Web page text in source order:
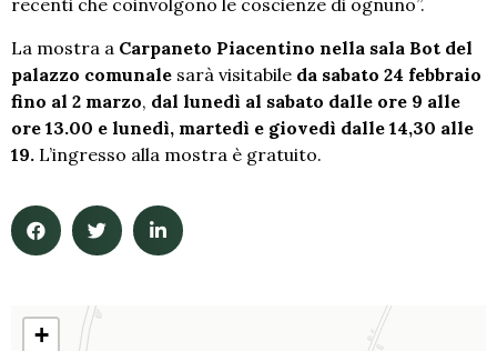
recenti che coinvolgono le coscienze di ognuno”.
La mostra a Carpaneto Piacentino nella sala Bot del
palazzo comunale sarà visitabile da sabato 24 febbraio
fino al 2 marzo, dal lunedì al sabato dalle ore 9 alle
ore 13.00 e lunedì, martedì e giovedì dalle 14,30 alle
19. L’ingresso alla mostra è gratuito.
+